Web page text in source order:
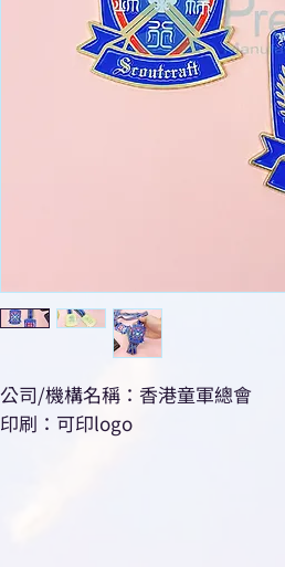
公司/機構名稱：香港童軍總會
印刷：可印logo